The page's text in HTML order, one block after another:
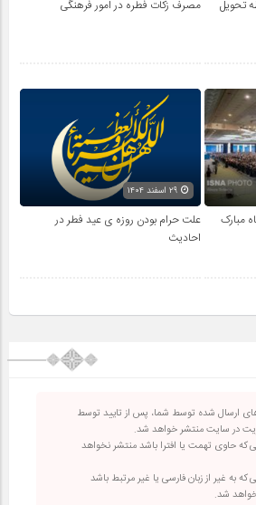
تحویل
مصرف زکات فطره در امور فرهنگی
مبارک
علت حرام بودن روزه ی عید فطر در
احادیث
ارسال شده توسط شما، پس از تایید توسط
در سایت منتشر خواهد شد.
که حاوی تهمت یا افترا باشد منتشر نخواهد
که به غیر از زبان فارسی یا غیر مرتبط باشد
شد.